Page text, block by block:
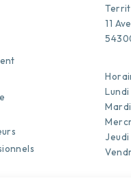
11
Jeudi